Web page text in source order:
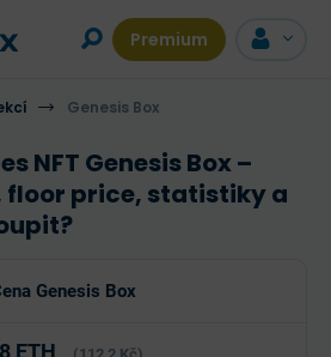
Premium
VÍCE INFORMACÍ
Genesis Box
NFT Genesis Box –
floor price, statistiky a
Genesis Box
ETH